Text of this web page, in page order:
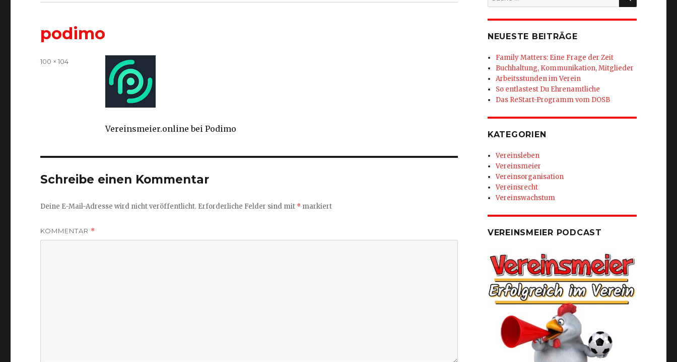
podimo
Vereinsmeier.online bei Podimo
Volle
100 × 104
Schreibe einen Kommentar
Deine E-Mail-Adresse wird nicht veröffentlicht. Erforderliche Felder sind mit * markiert
KOMMENTAR *
nach:
NEUESTE BEITRÄGE
Family Matters: Eine Frage der Zeit
Buchhaltung, Kommunikation, Mitglieder
Arbeitsstunden im Verein
So entlastest Du Ehrenamtliche
Das ReStart-Programm vom DOSB
KATEGORIEN
Vereinsleben
Vereinsmeier
Vereinsorganisation
Vereinsrecht
Vereinswachstum
VEREINSMEIER PODCAST